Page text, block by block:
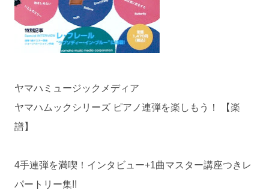
ヤマハミュージックメディア
ヤマハムックシリーズ ピアノ連弾を楽しもう！ 【楽
譜】
4手連弾を満喫！インタビュー+1曲マスター講座つきレ
パートリー集!!